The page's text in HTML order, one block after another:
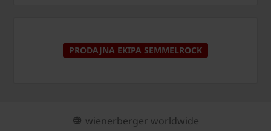
PRODAJNA EKIPA SEMMELROCK
wienerberger worldwide